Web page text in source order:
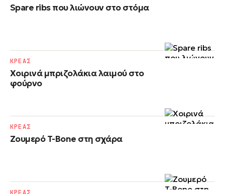
Spare ribs που λιώνουν στο στόμα
Χοιρινά μπριζολάκια λαιμού στο
φούρνο
ΚΡΕΑΣ
Ζουμερό T-Bone στη σχάρα
ΚΡΕΑΣ